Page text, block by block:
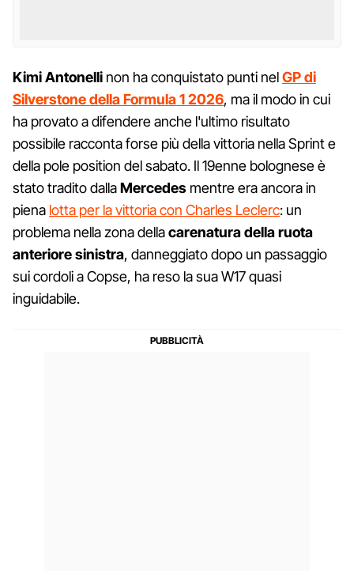
Kimi Antonelli non ha conquistato punti nelGP di
Silverstone della Formula 1 2026, ma il modo in cui
ha provato a difendere anche l'ultimo risultato
possibile racconta forse più della vittoria nella Sprint e
della pole position del sabato. Il 19enne bolognese è
stato tradito dallaMercedes mentre era ancora in
piena lotta per la vittoria con Charles Leclerc: un
problema nella zona dellacarenatura della ruota
anteriore sinistra, danneggiato dopo un passaggio
sui cordoli a Copse, ha reso la sua W17 quasi
inguidabile.